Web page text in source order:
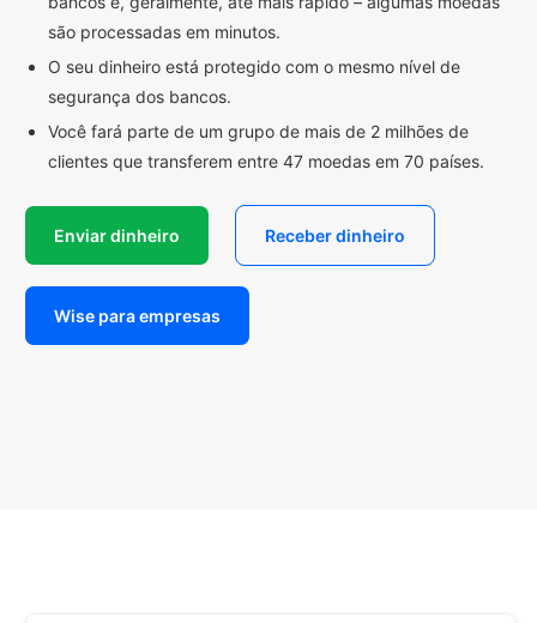
são processadas em minutos.
O seu dinheiro está protegido com o mesmo nível de
segurança dos bancos.
Você fará parte de um grupo de mais de 2 milhões de
clientes que transferem entre 47 moedas em 70 países.
Enviar dinheiro Receber dinheiro
Wise para empresas